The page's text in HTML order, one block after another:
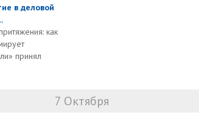
в деловой
как
принял
7 Октября